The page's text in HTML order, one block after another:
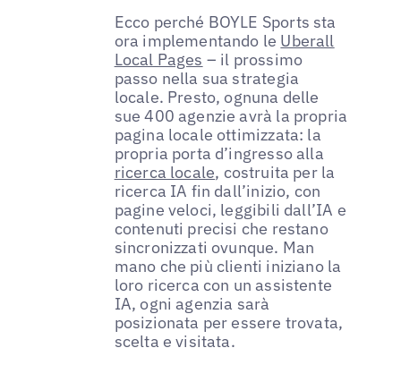
Ecco perché BOYLE Sports sta
ora implementando le Uberall
Local Pages – il prossimo
passo nella sua strategia
locale. Presto, ognuna delle
sue 400 agenzie avrà la propria
pagina locale ottimizzata: la
propria porta d’ingresso alla
ricerca locale, costruita per la
ricerca IA fin dall’inizio, con
pagine veloci, leggibili dall’IA e
contenuti precisi che restano
sincronizzati ovunque. Man
mano che più clienti iniziano la
loro ricerca con un assistente
IA, ogni agenzia sarà
posizionata per essere trovata,
scelta e visitata.